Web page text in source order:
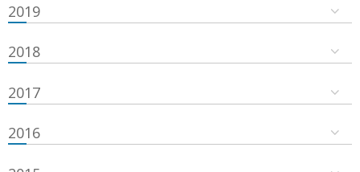
2019
2018
2017
2016